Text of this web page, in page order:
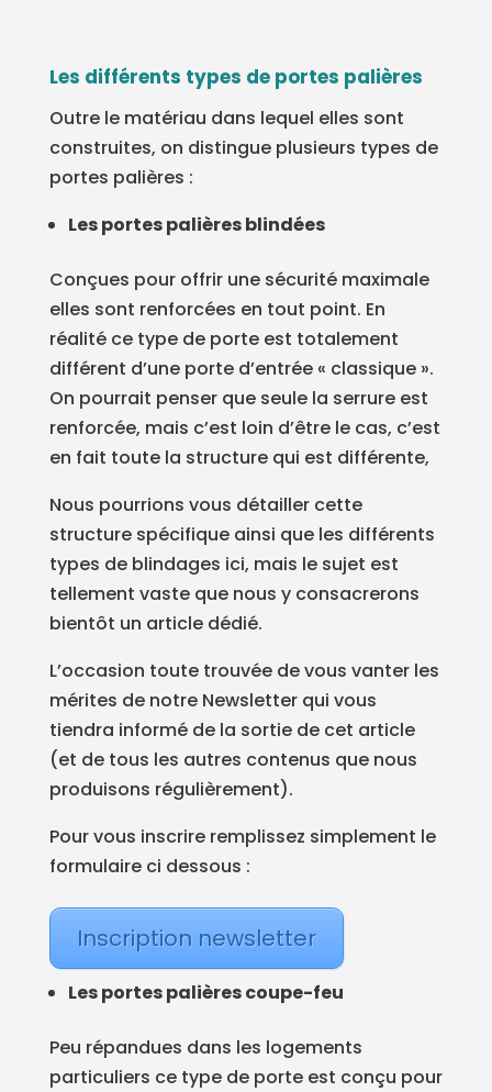
Les différents types de portes palières
Outre le matériau dans lequel elles sont
construites, on distingue plusieurs types de
portes palières :
Les portes palières blindées
Conçues pour offrir une sécurité maximale
elles sont renforcées en tout point. En
réalité ce type de porte est totalement
différent d’une porte d’entrée « classique ».
On pourrait penser que seule la serrure est
renforcée, mais c’est loin d’être le cas, c’est
en fait toute la structure qui est différente,
Nous pourrions vous détailler cette
structure spécifique ainsi que les différents
types de blindages ici, mais le sujet est
tellement vaste que nous y consacrerons
bientôt un article dédié.
L’occasion toute trouvée de vous vanter les
mérites de notre Newsletter qui vous
tiendra informé de la sortie de cet article
(et de tous les autres contenus que nous
produisons régulièrement).
Pour vous inscrire remplissez simplement le
formulaire ci dessous :
Inscription newsletter
Les portes palières coupe-feu
Peu répandues dans les logements
particuliers ce type de porte est conçu pour